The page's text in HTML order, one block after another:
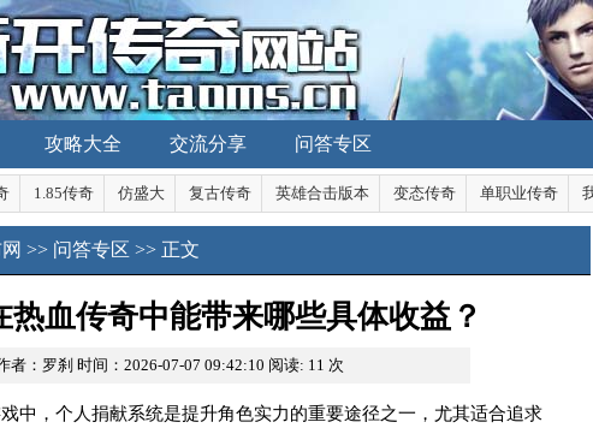
攻略大全 交流分享 问答专区
1.85传奇 仿盛大 复古传奇 英雄合击版本 变态传奇 单职业传奇
>> 问答专区 >> 正文
热血传奇中能带来哪些具体收益？
者：罗刹 时间：2026-07-07 09:42:10 阅读: 11 次
中，个人捐献系统是提升角色实力的重要途径之一，尤其适合追求